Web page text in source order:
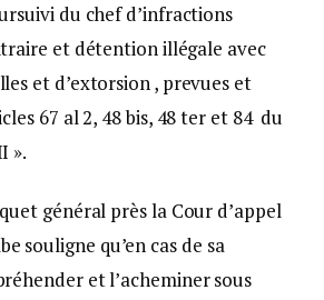
du chef d’infractions
et détention illégale avec
et d’extorsion , prevues et
67 al 2, 48 bis, 48 ter et 84 du
».
général près la Cour d’appel
souligne qu’en cas de sa
et l’acheminer sous